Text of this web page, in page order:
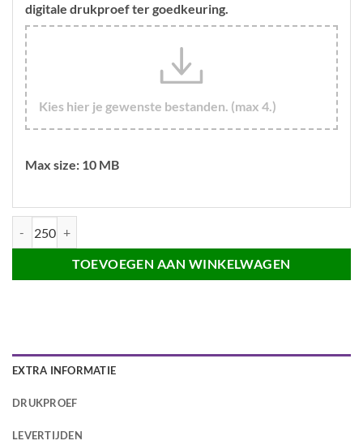
digitale drukproef ter goedkeuring.
Kies hier je gewenste bestanden. (max 4.)
Max size: 10 MB
TOEVOEGEN AAN WINKELWAGEN
EXTRA INFORMATIE
DRUKPROEF
LEVERTIJDEN